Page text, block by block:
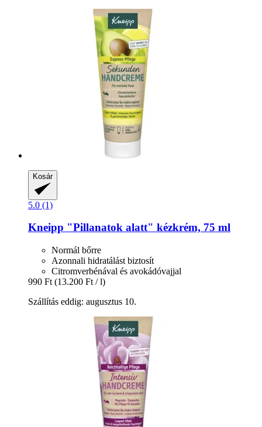
Kosár
5.0 (1)
Kneipp "Pillanatok alatt" kézkrém, 75 ml
Normál bőrre
Azonnali hidratálást biztosít
Citromverbénával és avokádóvajjal
990 Ft (13.200 Ft / l)
Szállítás eddig: augusztus 10.